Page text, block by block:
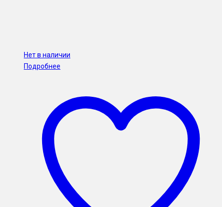
Нет в наличии
Подробнее